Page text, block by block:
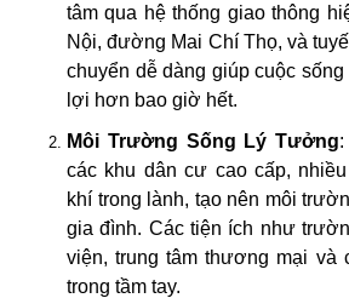
tâm qua hệ thống giao thông
Nội, đường Mai Chí Thọ, và
chuyển dễ dàng giúp cuộc
lợi hơn bao giờ hết.
Môi Trường Sống Lý Tưởng
các khu dân cư cao cấp,
khí trong lành, tạo nên môi
gia đình. Các tiện ích như
viện, trung tâm thương mại và
trong tầm tay.